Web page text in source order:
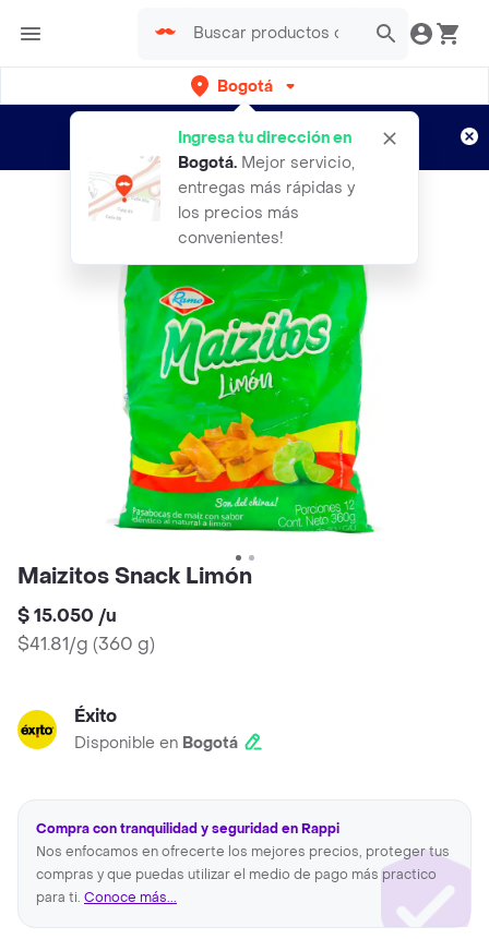
Bogotá
Ingresa tu dirección en
Bogotá. Mejor servicio,
entregas más rápidas y
los precios más
convenientes!
envíos gratis por semanas
Aplican TyC
Maizitos Snack Limón
$ 15.050 /u
$41.81/g (360 g)
Éxito
Disponible en Bogotá
Compra con tranquilidad y seguridad en Rappi
Nos enfocamos en ofrecerte los mejores precios, proteger tus
compras y que puedas utilizar el medio de pago más practico
para ti. Conoce más...